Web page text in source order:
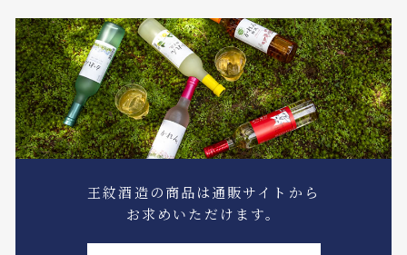
王紋酒造の商品は通販サイトから
お求めいただけます。